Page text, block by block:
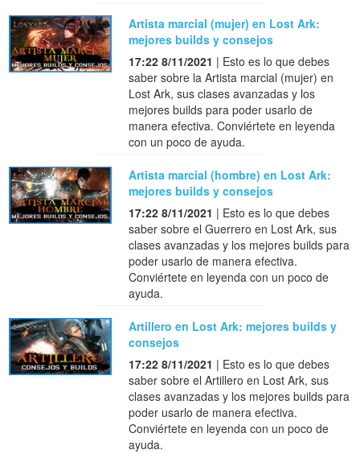
Artista marcial (mujer) en Lost Ark:
mejores builds y consejos
17:22 8/11/2021 | Esto es lo que debes
saber sobre la Artista marcial (mujer) en
Lost Ark, sus clases avanzadas y los
mejores builds para poder usarlo de
manera efectiva. Conviértete en leyenda
con un poco de ayuda.
Artista marcial (hombre) en Lost Ark:
mejores builds y consejos
17:22 8/11/2021 | Esto es lo que debes
saber sobre el Guerrero en Lost Ark, sus
clases avanzadas y los mejores builds para
poder usarlo de manera efectiva.
Conviértete en leyenda con un poco de
ayuda.
Artillero en Lost Ark: mejores builds y
consejos
17:22 8/11/2021 | Esto es lo que debes
saber sobre el Artillero en Lost Ark, sus
clases avanzadas y los mejores builds para
poder usarlo de manera efectiva.
Conviértete en leyenda con un poco de
ayuda.